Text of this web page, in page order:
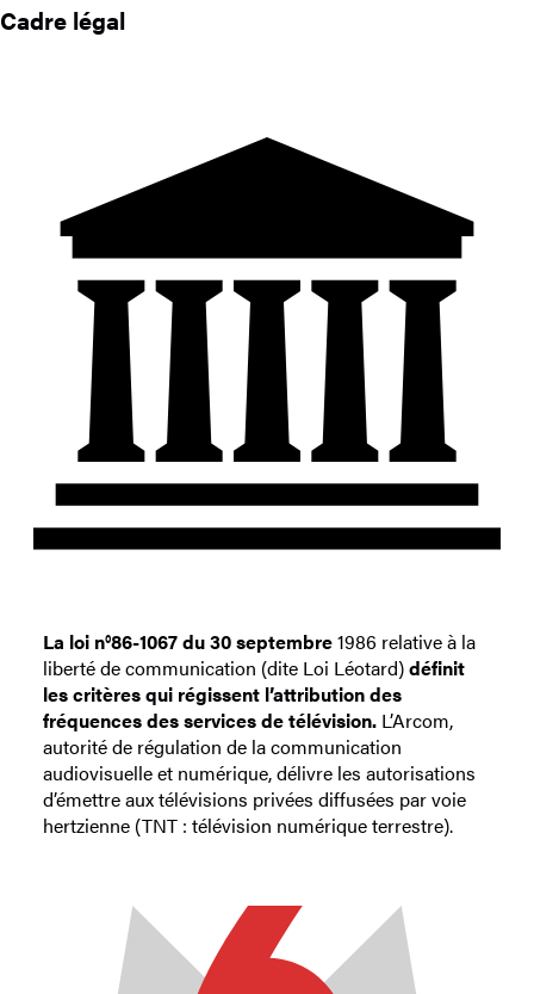
Cadre légal
La loi n°86-1067 du 30 septembre1986 relative à la
liberté de communication (dite Loi Léotard)définit
les critères qui régissent l’attribution des
fréquences des services de télévision.L’Arcom,
autorité de régulation de la communication
audiovisuelle et numérique, délivre les autorisations
d’émettre aux télévisions privées diffusées par voie
hertzienne (TNT : télévision numérique terrestre).